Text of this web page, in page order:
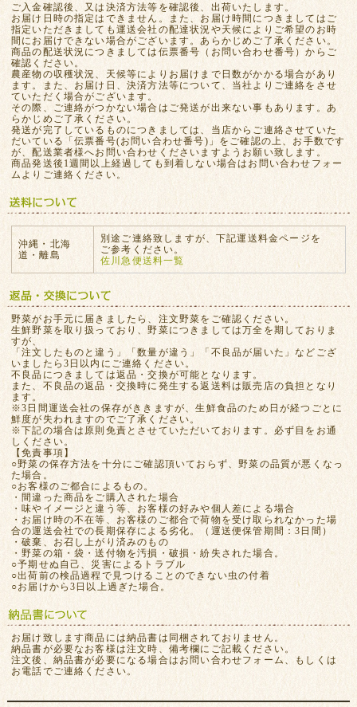
ご入金確認後、又は決済方法等を確認後、出荷いたします。
お届け日時の指定はできません。また、お届け時間につきましてはご
指定いただきましても運送会社の配達状況や天候によりご希望のお時
間にお届けできない場合がございます。あらかじめご了承ください。
商品の配送状況につきましては伝票番号（お問い合わせ番号）からご
確認ください。
農産物の収穫状況、天候等によりお届けまで日数がかかる場合があり
ます。また、お届け日、決済方法等について、当社よりご連絡をさせ
ていただく場合がございます。
その際、ご連絡がつかない場合はご発送が出来ない事もあります。あ
らかじめご了承ください。
発送が完了しているものにつきましては、当店からご連絡させていた
だいている「伝票番号(お問い合わせ番号)」をご確認の上、お手数です
が、配送業者様へお問い合わせくださいますようお願い致します。
商品発送後1週間以上経過しても到着しない場合はお問い合わせフォー
ムよりご連絡ください。
沖縄・北海
道・離島
別途ご連絡致しますが、下記運送料金ページを
ご参考ください。
佐川急便送料一覧
野菜がお手元に届きましたら、注文野菜をご確認ください。
生鮮野菜を取り扱っており、野菜につきましては万全を期しておりま
すが、
「注文したものと違う」「数量が違う」「不良品が届いた」などござ
いましたら3日以内にご連絡ください。
不良品につきましては返品・交換が可能となります。
また、不良品の返品・交換時に発生する返送料は販売店の負担となり
ます。
※3日間運送会社の保存がききますが、生鮮食品のため日が経つごとに
鮮度が失われますのでご了承ください。
※下記の場合は原則免責とさせていただいております。必ず目をお通
しください。
【免責事項】
○野菜の保存方法を十分にご確認頂いておらず、野菜の品質が悪くなっ
た場合。
○お客様のご都合によるもの。
・間違った商品をご購入された場合
・味やイメージと違う等、お客様の好みや個人差による場合
・お届け時の不在等、お客様のご都合で荷物を受け取られなかった場
合の運送会社での長期保存による劣化。（運送便保管期間：3日間）
・破棄、お召し上がり済みのもの
・野菜の箱・袋・送付物を汚損・破損・紛失された場合。
○予期せぬ自己、災害によるトラブル
○出荷前の検品過程で見つけることのできない虫の付着
○お届けから3日以上過ぎた場合。
お届け致します商品には納品書は同梱されておりません。
納品書が必要なお客様は注文時、備考欄にご記載ください。
注文後、納品書が必要になる場合はお問い合わせフォーム、もしくは
お電話でご連絡ください。